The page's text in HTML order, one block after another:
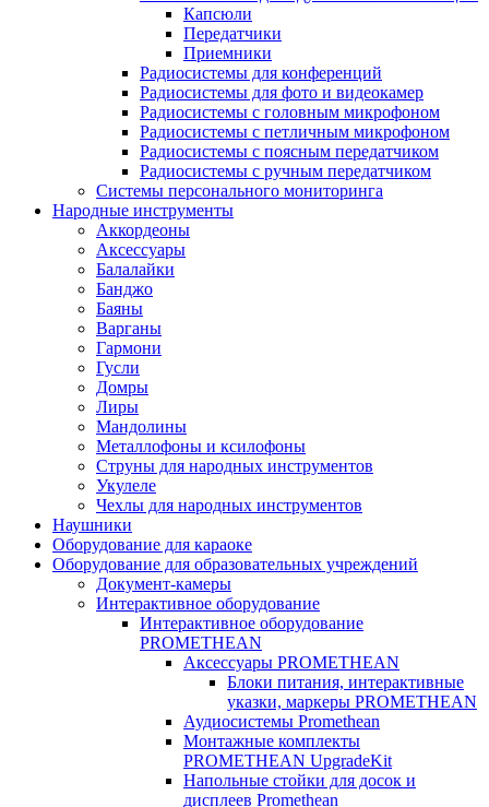
Капсюли
Передатчики
Приемники
Радиосистемы для конференций
Радиосистемы для фото и видеокамер
Радиосистемы с головным микрофоном
Радиосистемы с петличным микрофоном
Радиосистемы с поясным передатчиком
Радиосистемы с ручным передатчиком
Системы персонального мониторинга
Народные инструменты
Аккордеоны
Аксессуары
Балалайки
Банджо
Баяны
Варганы
Гармони
Гусли
Домры
Лиры
Мандолины
Металлофоны и ксилофоны
Струны для народных инструментов
Укулеле
Чехлы для народных инструментов
Наушники
Оборудование для караоке
Оборудование для образовательных учреждений
Документ-камеры
Интерактивное оборудование
Интерактивное оборудование
PROMETHEAN
Аксессуары PROMETHEAN
Блоки питания, интерактивные
указки, маркеры PROMETHEAN
Аудиосистемы Promethean
Монтажные комплекты
PROMETHEAN UpgradeKit
Напольные стойки для досок и
дисплеев Promethean